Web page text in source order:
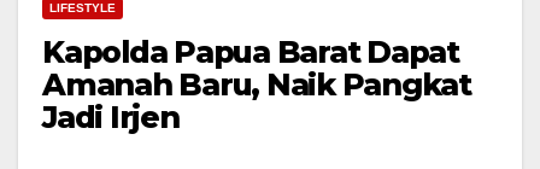
LIFESTYLE
Kapolda Papua Barat Dapat
Amanah Baru, Naik Pangkat
Jadi Irjen